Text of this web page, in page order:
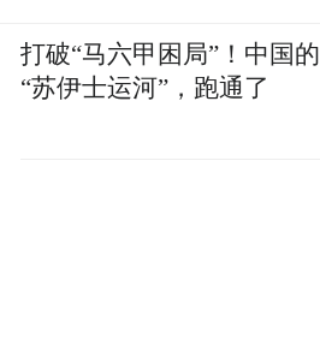
打破“马六甲困局”！中国的
“苏伊士运河”，跑通了